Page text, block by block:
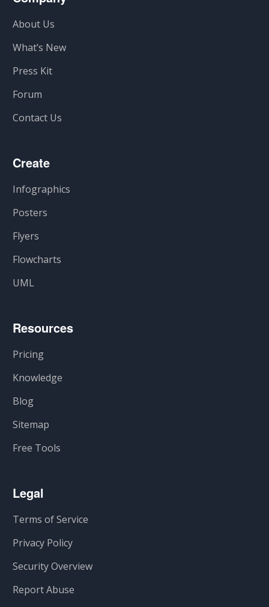
About Us
What’s New
Press Kit
Forum
Contact Us
Create
Infographics
Posters
Flyers
Flowcharts
UML
Resources
Pricing
Knowledge
Blog
Sitemap
Free Tools
Legal
Terms of Service
Privacy Policy
Security Overview
Report Abuse